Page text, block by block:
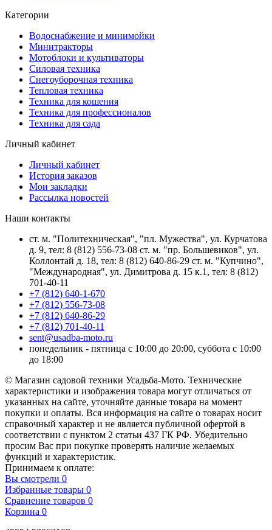
Категории
Водоснабжение и минимойки
Минитракторы
Мотоблоки и культиваторы
Силовая техника
Снегоуборочная техника
Тепловая техника
Техника для кошения
Техника для профессионалов
Техника для сада
Личный кабинет
Личный кабинет
История заказов
Мои закладки
Рассылка новостей
Наши контакты
ст. м. "Политехническая", "пл. Мужества", ул. Курчатова
д. 9, тел: 8 (812) 556-73-08 ст. м. "пр. Большевиков", ул.
Коллонтай д. 18, тел: 8 (812) 640-86-29 ст. м. "Купчино",
"Международная", ул. Димитрова д. 15 к.1, тел: 8 (812)
701-40-11
+7 (812) 640-1-670
+7 (812) 556-73-08
+7 (812) 640-86-29
+7 (812) 701-40-11
sent@usadba-moto.ru
понедельник - пятница с 10:00 до 20:00, суббота с 10:00
до 18:00
© Магазин садовой техники Усадьба-Мото. Технические
характеристики и изображения товара могут отличаться от
указанных на сайте, уточняйте данные товара на момент
покупки и оплаты. Вся информация на сайте о товарах носит
справочный характер и не является публичной офертой в
соответствии с пунктом 2 статьи 437 ГК РФ. Убедительно
просим Вас при покупке проверять наличие желаемых
функций и характеристик.
Принимаем к оплате:
Вы смотрели 0
Избранные товары 0
Сравнение товаров 0
Корзина 0